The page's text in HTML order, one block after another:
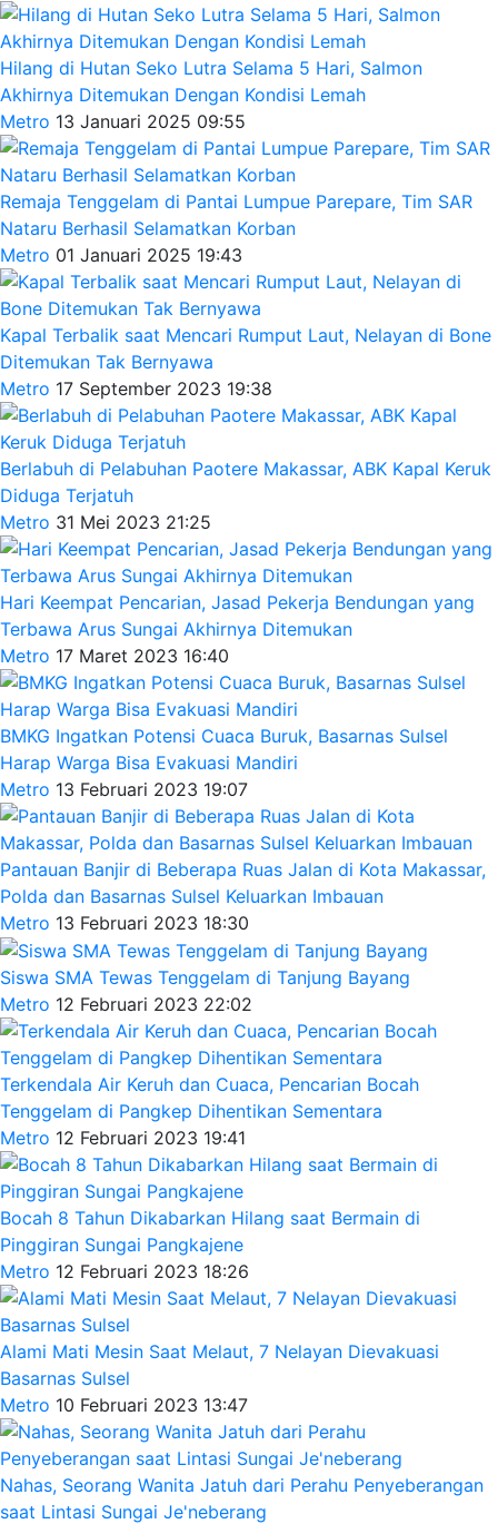
Hilang di Hutan Seko Lutra Selama 5 Hari, Salmon
Akhirnya Ditemukan Dengan Kondisi Lemah
Metro 13 Januari 2025 09:55
Remaja Tenggelam di Pantai Lumpue Parepare, Tim SAR
Nataru Berhasil Selamatkan Korban
Metro 01 Januari 2025 19:43
Kapal Terbalik saat Mencari Rumput Laut, Nelayan di Bone
Ditemukan Tak Bernyawa
Metro 17 September 2023 19:38
Berlabuh di Pelabuhan Paotere Makassar, ABK Kapal Keruk
Diduga Terjatuh
Metro 31 Mei 2023 21:25
Hari Keempat Pencarian, Jasad Pekerja Bendungan yang
Terbawa Arus Sungai Akhirnya Ditemukan
Metro 17 Maret 2023 16:40
BMKG Ingatkan Potensi Cuaca Buruk, Basarnas Sulsel
Harap Warga Bisa Evakuasi Mandiri
Metro 13 Februari 2023 19:07
Pantauan Banjir di Beberapa Ruas Jalan di Kota Makassar,
Polda dan Basarnas Sulsel Keluarkan Imbauan
Metro 13 Februari 2023 18:30
Siswa SMA Tewas Tenggelam di Tanjung Bayang
Metro 12 Februari 2023 22:02
Terkendala Air Keruh dan Cuaca, Pencarian Bocah
Tenggelam di Pangkep Dihentikan Sementara
Metro 12 Februari 2023 19:41
Bocah 8 Tahun Dikabarkan Hilang saat Bermain di
Pinggiran Sungai Pangkajene
Metro 12 Februari 2023 18:26
Alami Mati Mesin Saat Melaut, 7 Nelayan Dievakuasi
Basarnas Sulsel
Metro 10 Februari 2023 13:47
Nahas, Seorang Wanita Jatuh dari Perahu Penyeberangan
saat Lintasi Sungai Je'neberang